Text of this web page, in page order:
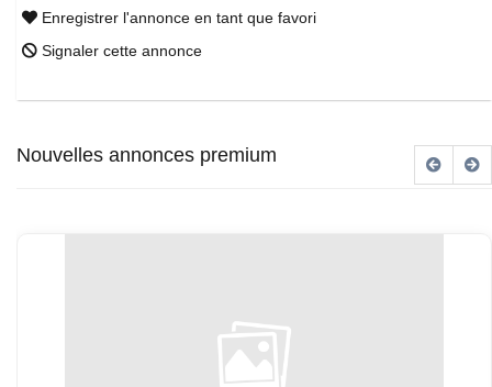
Enregistrer l'annonce en tant que favori
Signaler cette annonce
Nouvelles annonces premium